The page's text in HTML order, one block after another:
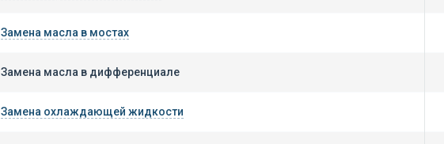
Замена масла в мостах
Замена масла в дифференциале
Замена охлаждающей жидкости